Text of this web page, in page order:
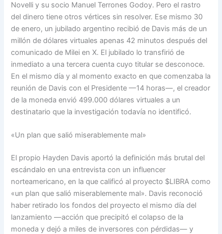
Novelli y su socio Manuel Terrones Godoy. Pero el rastro
del dinero tiene otros vértices sin resolver. Ese mismo 30
de enero, un jubilado argentino recibió de Davis más de un
millón de dólares virtuales apenas 42 minutos después del
comunicado de Milei en X. El jubilado lo transfirió de
inmediato a una tercera cuenta cuyo titular se desconoce.
En el mismo día y al momento exacto en que comenzaba la
reunión de Davis con el Presidente —14 horas—, el creador
de la moneda envió 499.000 dólares virtuales a un
destinatario que la investigación todavía no identificó.
«Un plan que salió miserablemente mal»
El propio Hayden Davis aportó la definición más brutal del
escándalo en una entrevista con un influencer
norteamericano, en la que calificó al proyecto $LIBRA como
«un plan que salió miserablemente mal». Davis reconoció
haber retirado los fondos del proyecto el mismo día del
lanzamiento —acción que precipitó el colapso de la
moneda y dejó a miles de inversores con pérdidas— y